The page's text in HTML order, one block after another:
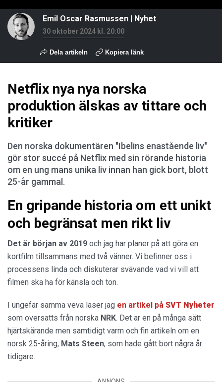
Emil Oscar Rasmussen | Nyhet
30 oktober 2024 kl. 20:00
Dela artikeln Kopiera länk
Netflix nya nya norska
produktion älskas av tittare och
kritiker
Den norska dokumentären "Ibelins enastående liv"
gör stor succé på Netflix med sin rörande historia
om en ung mans unika liv innan han gick bort, blott
25-år gammal.
En gripande historia om ett unikt
och begränsat men rikt liv
Det är början av 2019 och jag har planer på att göra en
kortfilm tillsammans med två vänner. Vi befinner oss i
processens linda och diskuterar svävande vad vi vill att
filmen ska ha för känsla och ton.
I ungefär samma veva läser jag en artikel på SVT Nyheter
som översatts från norska NRK. Det är en på många sätt
hjärtskärande men samtidigt varm och fin artikeln om en
norsk 25-åring, Mats Steen, som hade gått bort några år
tidigare.